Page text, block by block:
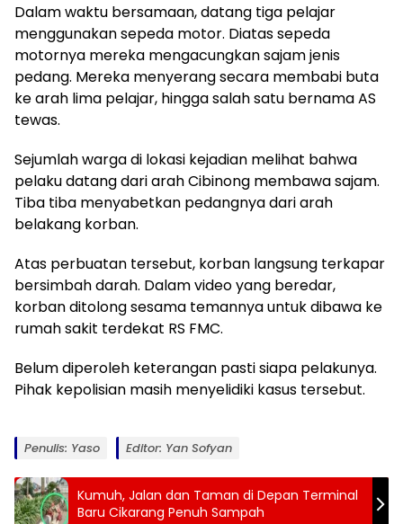
Dalam waktu bersamaan, datang tiga pelajar
menggunakan sepeda motor. Diatas sepeda
motornya mereka mengacungkan sajam jenis
pedang. Mereka menyerang secara membabi buta
ke arah lima pelajar, hingga salah satu bernama AS
tewas.
Sejumlah warga di lokasi kejadian melihat bahwa
pelaku datang dari arah Cibinong membawa sajam.
Tiba tiba menyabetkan pedangnya dari arah
belakang korban.
Atas perbuatan tersebut, korban langsung terkapar
bersimbah darah. Dalam video yang beredar,
korban ditolong sesama temannya untuk dibawa ke
rumah sakit terdekat RS FMC.
Belum diperoleh keterangan pasti siapa pelakunya.
Pihak kepolisian masih menyelidiki kasus tersebut.
Penulis: Yaso Editor: Yan Sofyan
Kumuh, Jalan dan Taman di Depan Terminal
Baru Cikarang Penuh Sampah